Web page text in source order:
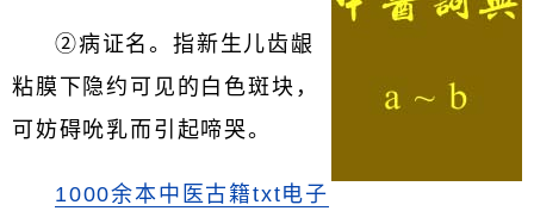
②病证名。指新生儿齿龈
粘膜下隐约可见的白色斑块，
可妨碍吮乳而引起啼哭。
1000余本中医古籍txt电子